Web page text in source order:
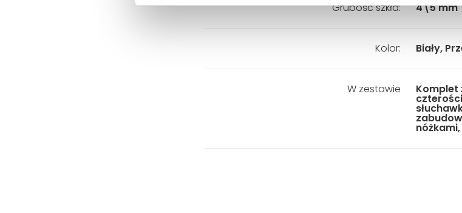
Grubość szkła: 4\5 mm
Kolor: Biały,
W zestawie Komplet